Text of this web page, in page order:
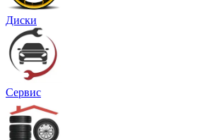
Диски
Сервис